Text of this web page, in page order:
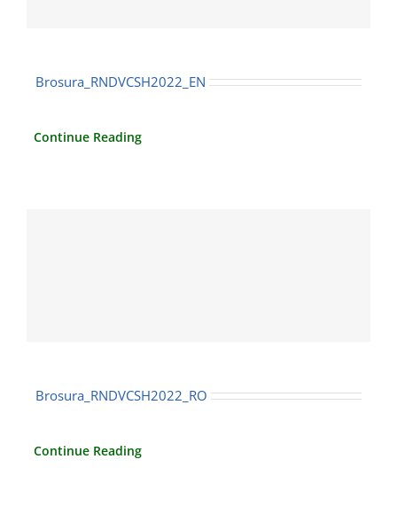
Brosura_RNDVCSH2022_EN
Continue Reading
Brosura_RNDVCSH2022_RO
Continue Reading